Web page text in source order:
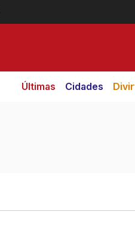
Últimas Cidades